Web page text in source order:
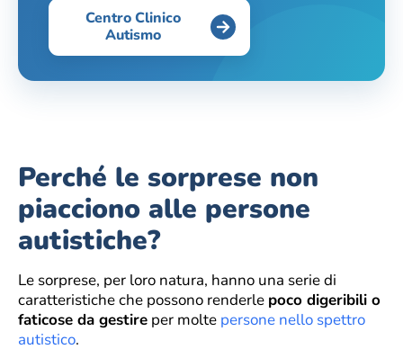
Centro Clinico
Autismo
Perché le sorprese non
piacciono alle persone
autistiche?
Le sorprese, per loro natura, hanno una serie di
caratteristiche che possono renderle poco digeribili o
faticose da gestire per molte persone nello spettro
autistico.